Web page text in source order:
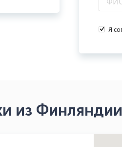
Я
из Финляндии